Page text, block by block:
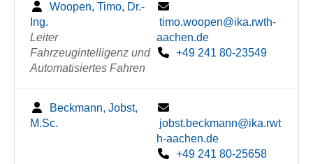
Woopen, Timo, Dr.-
Ing.
Leiter
Fahrzeugintelligenz und
Automatisiertes Fahren
timo.woopen@ika.rwth-
aachen.de
+49 241 80-23549
Beckmann, Jobst,
M.Sc.
jobst.beckmann@ika.rwt
h-aachen.de
+49 241 80-25658